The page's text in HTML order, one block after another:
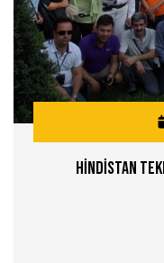
Hİndİstan